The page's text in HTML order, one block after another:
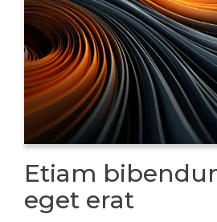
Etiam
eget erat